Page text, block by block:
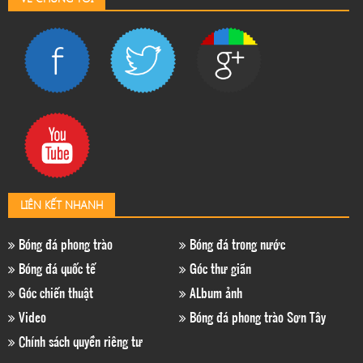
LIÊN KẾT NHANH
Bóng đá phong trào
Bóng đá trong nước
Bóng đá quốc tế
Góc thư giãn
Góc chiến thuật
ALbum ảnh
Video
Bóng đá phong trào Sơn Tây
Chính sách quyền riêng tư